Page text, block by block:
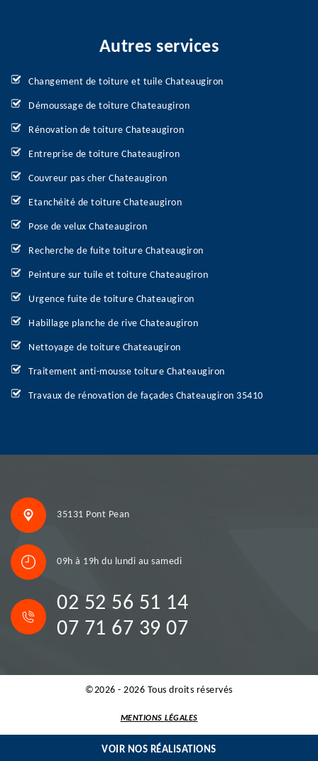
Autres services
Changement de toiture et tuile Chateaugiron
Démoussage de toiture Chateaugiron
Rénovation de toiture Chateaugiron
Entreprise de toiture Chateaugiron
Couvreur pas cher Chateaugiron
Etanchéité de toiture Chateaugiron
Pose de velux Chateaugiron
Recherche de fuite toiture Chateaugiron
Peinture sur tuile et toiture Chateaugiron
Urgence fuite de toiture Chateaugiron
Habillage planche de rive Chateaugiron
Nettoyage de toiture Chateaugiron
Traitement anti-mousse toiture Chateaugiron
Travaux de rénovation de façades Chateaugiron 35410
35131 Pont Pean
09h à 19h du lundi au samedi
02 52 56 51 14
07 71 67 39 07
©2026 - 2026 Tous droits réservés
MENTIONS LÉGALES
VOIR NOS RÉALISATIONS